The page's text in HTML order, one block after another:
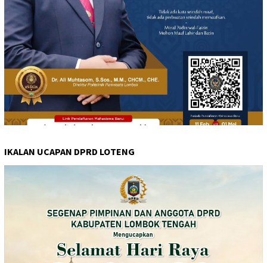
IKALAN UCAPAN DPRD LOTENG